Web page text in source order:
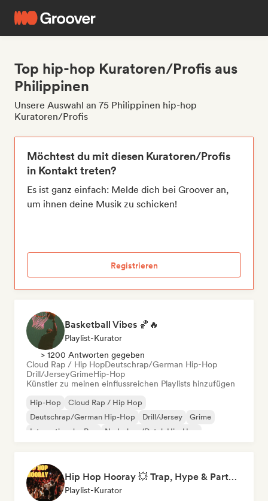
Top hip-hop Kuratoren/Profis aus
Philippinen
Unsere Auswahl an 75 Philippinen hip-hop
Kuratoren/Profis
Möchtest du mit diesen Kuratoren/Profis
in Kontakt treten?
Es ist ganz einfach: Melde dich bei Groover an,
um ihnen deine Musik zu schicken!
Registrieren
Basketball Vibes 🏀🔥
Playlist-Kurator
> 1200 Antworten gegeben
Cloud Rap / Hip HopDeutschrap/German Hip-Hop
Drill/JerseyGrimeHip-Hop
Künstler zu meinen einflussreichen Playlists hinzufügen
Hip-Hop
Cloud Rap / Hip Hop
Deutschrap/German Hip-Hop
Drill/Jersey
Grime
Internationaler Rap
Nederhop/Dutch Hip-Hop
Hip Hop Hooray 💥 Trap, Hype & Party Rap Bangers
Playlist-Kurator